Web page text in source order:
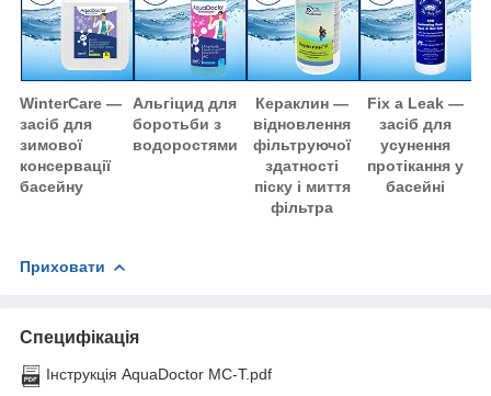
WinterCare —
засіб для
зимової
консервації
басейну
Альгіцид для
боротьби з
водоростями
Кераклин —
відновлення
фільтруючої
здатності
піску і миття
фільтра
Fix a Leak —
засіб для
усунення
протікання у
басейні
Приховати
Специфікація
Інструкція AquaDoctor MC-T.pdf